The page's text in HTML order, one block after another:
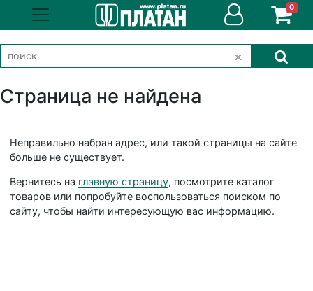
0
Страница не найдена
Неправильно набран адрес, или такой страницы на сайте
больше не существует.
Вернитесь на главную страницу, посмотрите каталог
товаров или попробуйте воспользоваться поиском по
сайту, чтобы найти интересующую вас информацию.